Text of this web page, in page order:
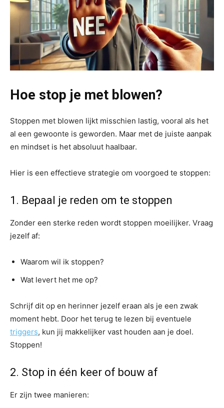
Hoe stop je met blowen?
Stoppen met blowen lijkt misschien lastig, vooral als het
al een gewoonte is geworden. Maar met de juiste aanpak
en mindset is het absoluut haalbaar.
Hier is een effectieve strategie om voorgoed te stoppen:
1. Bepaal je reden om te stoppen
Zonder een sterke reden wordt stoppen moeilijker. Vraag
jezelf af:
Waarom wil ik stoppen?
Wat levert het me op?
Schrijf dit op en herinner jezelf eraan als je een zwak
moment hebt. Door het terug te lezen bij eventuele
triggers, kun jij makkelijker vast houden aan je doel.
Stoppen!
2. Stop in één keer of bouw af
Er zijn twee manieren: